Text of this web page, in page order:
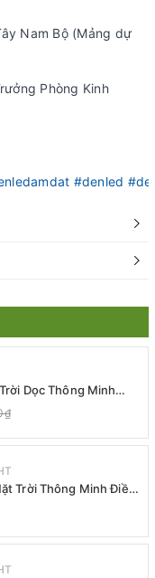
Nam Bộ (Mảng dự
Phòng Kinh
#denled
Dọc Thông Minh
Trời Thông Minh Điều